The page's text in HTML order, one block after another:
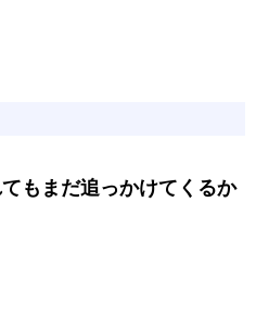
もまだ追っかけてくるか